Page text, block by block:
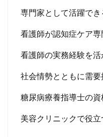
専門家として活躍で
看護師が認知症ケア
看護師の実務経験を
社会情勢とともに需
糖尿病療養指導士の
美容クリニックで役